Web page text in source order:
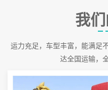
我
运力充足，车型丰富，能满足
达全国运输，